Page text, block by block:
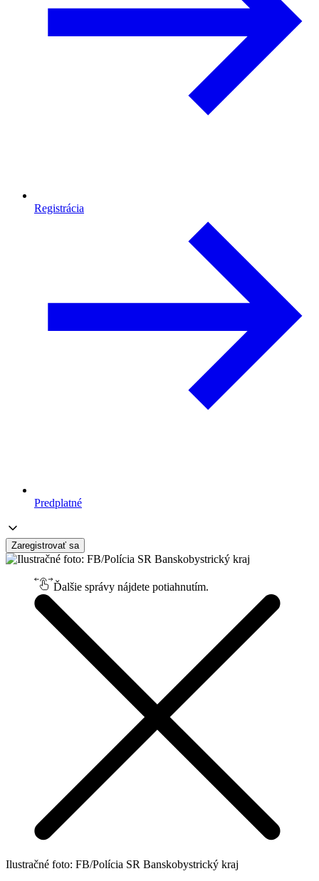
Registrácia
Predplatné
Zaregistrovať sa
Ďalšie správy nájdete potiahnutím.
Ilustračné foto: FB/Polícia SR Banskobystrický kraj